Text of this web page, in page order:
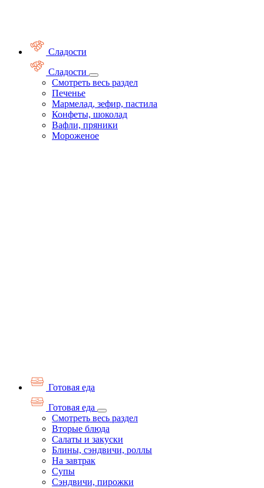
Сладости
Сладости
Смотреть весь раздел
Печенье
Мармелад, зефир, пастила
Конфеты, шоколад
Вафли, пряники
Мороженое
Готовая еда
Готовая еда
Смотреть весь раздел
Вторые блюда
Салаты и закуски
Блины, сэндвичи, роллы
На завтрак
Супы
Сэндвичи, пирожки